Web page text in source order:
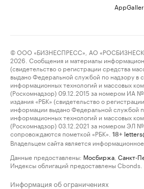
© ООО «БИЗНЕСПРЕСС», АО
2026. Сообщения и материалы
(свидетельство о регистрации средства
выдано Федеральной службой по надзору в
информационных технологий и массовых
(Роскомнадзор) 09.12.2015 за номером ИА
издания «РБК» (свидетельство о
информации выдано Федеральной службой
информационных технологий и массовых
(Роскомнадзор) 03.12.2021 за номером ЭЛ
сопровождаются пометкой «РБК».
18+
Владельцем сайта является информационное
Данные предоставлены: Мосбиржа Санкт-
Индексы облигаций предоставлены Cbonds.
Информация об ограничениях